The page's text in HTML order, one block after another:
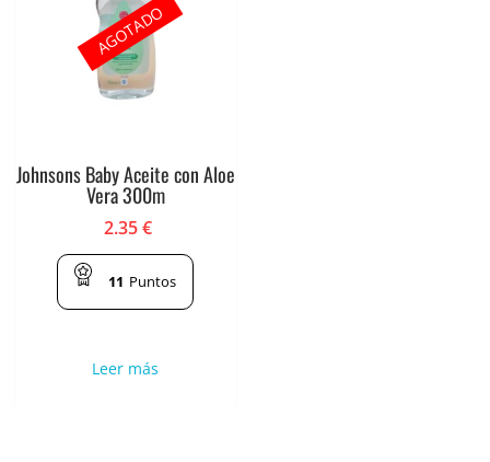
Johnsons Baby Aceite con Aloe
Vera 300m
2.35€
11 Puntos
Leer más
AGOTADO